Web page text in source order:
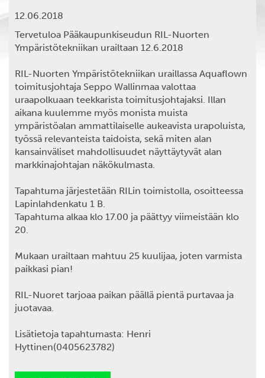
12.06.2018
Tervetuloa Pääkaupunkiseudun RIL-Nuorten
Ympäristötekniikan urailtaan 12.6.2018
RIL-Nuorten Ympäristötekniikan uraillassa Aquaflown
toimitusjohtaja Seppo Wallinmaa valottaa
uraapolkuaan teekkarista toimitusjohtajaksi. Illan
aikana kuulemme myös monista muista
ympäristöalan ammattilaiselle aukeavista urapoluista,
työssä relevanteista taidoista, sekä miten alan
kansainväliset mahdollisuudet näyttäytyvät alan
markkinajohtajan näkökulmasta.
Tapahtuma järjestetään RILin toimistolla, osoitteessa
Lapinlahdenkatu 1 B.
Tapahtuma alkaa klo 17.00 ja päättyy viimeistään klo
20.
Mukaan urailtaan mahtuu 25 kuulijaa, joten varmista
paikkasi pian!
RIL-Nuoret tarjoaa paikan päällä pientä purtavaa ja
juotavaa.
Lisätietoja tapahtumasta: Henri
Hyttinen(0405623782)